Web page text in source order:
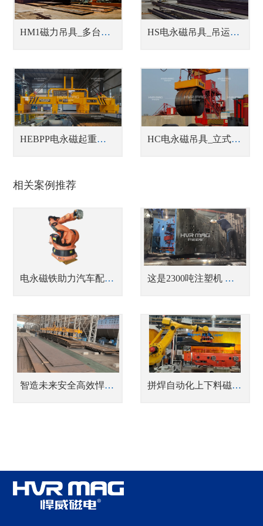
HM1磁力吊具_多台联吊中厚钢板吊具 HS电永磁吊具_吊运型材吊具
HEBPP电永磁起重器_蓄电池式单张钢板吊具 HC电永磁吊具_立式/卧式钢带卷吊具
相关案例推荐
电永磁铁助力汽车配件智能制造之刹车盘搬运 这是2300吨注塑机 磁力快速换模现场，场面震撼
智造未来安全高效悍威磁电助力水电四局实现钢板吊装新突破 拼焊自动化上下料磁力抓手